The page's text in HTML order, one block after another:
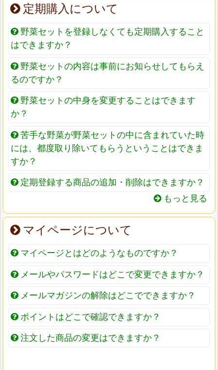
定期購入について
野菜セットを登録しなくても定期購入すること
はできますか？
野菜セットの内容は事前にお知らせしてもらえ
るのですか？
野菜セットの中身を変更することはできます
か？
苦手な野菜が野菜セットの中に含まれていた時
には、都度取り除いてもらうということはできま
すか？
定期登録する商品の追加・削除はできますか？
もっと見る
マイページについて
マイページとはどのようなものですか？
メールやパスワードはどこで変更できますか？
メールマガジンの解除はどこでできますか？
ポイントはどこで確認できますか？
注文した商品の変更はできますか？